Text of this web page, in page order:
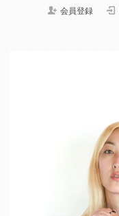
会員登録